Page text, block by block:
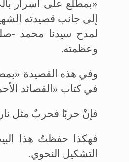
«بمطلع على أسرار
إلى جانب قصيدته
لمدح سيدنا محمد -
وعظمته.
وفي هذه القصيدة
في كتاب «القصائد
فإنْ حربًا فحربٌ
فهكذا حفظتُ هذا
التشكيل النحوي.